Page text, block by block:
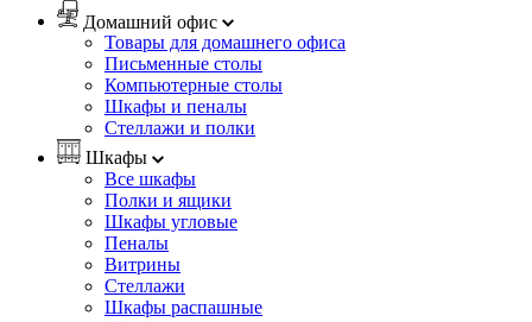
Домашний офис
Товары для домашнего офиса
Письменные столы
Компьютерные столы
Шкафы и пеналы
Стеллажи и полки
Шкафы
Все шкафы
Полки и ящики
Шкафы угловые
Пеналы
Витрины
Стеллажи
Шкафы распашные